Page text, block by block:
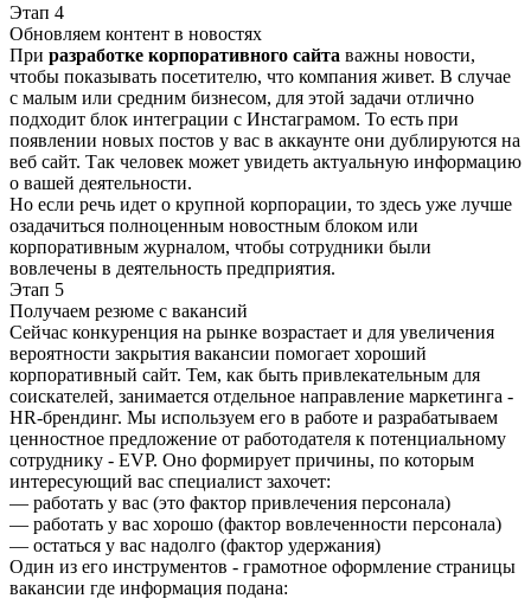
Этап 4
Обновляем контент в новостях
При разработке корпоративного сайта важны новости,
чтобы показывать посетителю, что компания живет. В случае
с малым или средним бизнесом, для этой задачи отлично
подходит блок интеграции с Инстаграмом. То есть при
появлении новых постов у вас в аккаунте они дублируются на
веб сайт. Так человек может увидеть актуальную информацию
о вашей деятельности.
Но если речь идет о крупной корпорации, то здесь уже лучше
озадачиться полноценным новостным блоком или
корпоративным журналом, чтобы сотрудники были
вовлечены в деятельность предприятия.
Этап 5
Получаем резюме с вакансий
Сейчас конкуренция на рынке возрастает и для увеличения
вероятности закрытия вакансии помогает хороший
корпоративный сайт. Тем, как быть привлекательным для
соискателей, занимается отдельное направление маркетинга -
HR-брендинг. Мы используем его в работе и разрабатываем
ценностное предложение от работодателя к потенциальному
сотруднику - EVP. Оно формирует причины, по которым
интересующий вас специалист захочет:
— работать у вас (это фактор привлечения персонала)
— работать у вас хорошо (фактор вовлеченности персонала)
— остаться у вас надолго (фактор удержания)
Один из его инструментов - грамотное оформление страницы
вакансии где информация подана: